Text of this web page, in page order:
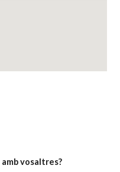
vosaltres?